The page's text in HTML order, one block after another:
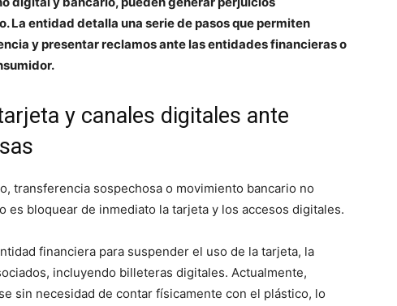
La entidad detalla una serie de pasos que permiten
y presentar reclamos ante las entidades financieras o
y canales digitales ante
transferencia sospechosa o movimiento bancario no
es bloquear de inmediato la tarjeta y los accesos digitales.
financiera para suspender el uso de la tarjeta, la
incluyendo billeteras digitales. Actualmente,
sin necesidad de contar físicamente con el plástico, lo